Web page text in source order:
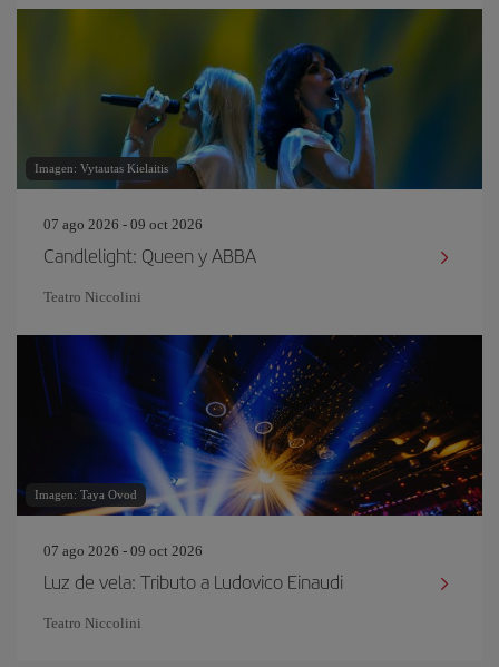
Imagen: Vytautas Kielaitis
07 ago 2026 - 09 oct 2026
Candlelight: Queen y ABBA
Teatro Niccolini
Imagen: Taya Ovod
07 ago 2026 - 09 oct 2026
Luz de vela: Tributo a Ludovico Einaudi
Teatro Niccolini